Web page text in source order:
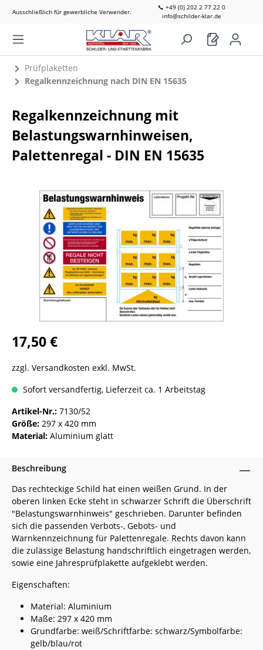
Ausschließlich für gewerbliche Verwender.
📞 +49 (0) 202 2 77 22 0
info@schilder-klar.de
Prüfplaketten
Regalkennzeichnung nach DIN EN 15635
Regalkennzeichnung mit
Belastungswarnhinweisen,
Palettenregal - DIN EN 15635
17,50 €
zzgl. Versandkosten exkl. MwSt.
Sofort versandfertig, Lieferzeit ca. 1 Arbeitstag
Artikel-Nr.: 7130/52
Größe: 297 x 420 mm
Material: Aluminium glatt
Beschreibung
Das rechteckige Schild hat einen weißen Grund. In der
oberen linken Ecke steht in schwarzer Schrift die Überschrift
"Belastungswarnhinweis" geschrieben. Darunter befinden
sich die passenden Verbots-, Gebots- und
Warnkennzeichnung für Palettenregale. Rechts davon kann
die zulässige Belastung handschriftlich eingetragen werden,
sowie eine Jahresprüfplakette aufgeklebt werden.
Eigenschaften:
Material: Aluminium
Maße: 297 x 420 mm
Grundfarbe: weiß/Schriftfarbe: schwarz/Symbolfarbe:
gelb/blau/rot